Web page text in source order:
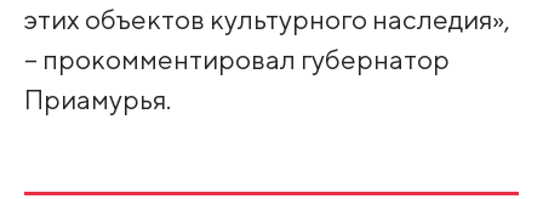
этих объектов культурного наследия»,
– прокомментировал губернатор
Приамурья.